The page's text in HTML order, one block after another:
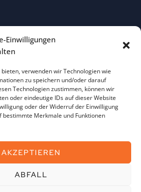
Einwilligungen
verwenden wir Technologien wie
zu speichern und/oder darauf
Technologien zustimmen, können wir
oder eindeutige IDs auf dieser Website
oder der Widerruf der Einwilligung
bestimmte Merkmale und Funktionen
AKZEPTIEREN
ABFALL
Anleitung zur Nutzung der Anki-App
13/02/2025